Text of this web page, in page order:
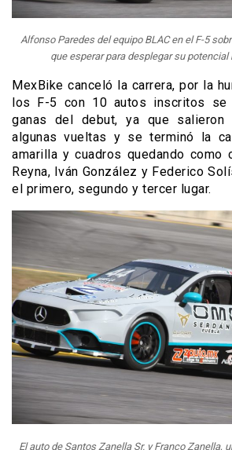
Alfonso Paredes del equipo BLAC en el F-5
que esperar para desplegar su potencial
MexBike canceló la carrera, por la
los F-5 con 10 autos inscritos se
ganas del debut, ya que salieron
algunas vueltas y se terminó la
amarilla y cuadros quedando como
Reyna, Iván González y Federico
el primero, segundo y tercer lugar.
El auto de Santos Zanella Sr. y Franco Zanella,